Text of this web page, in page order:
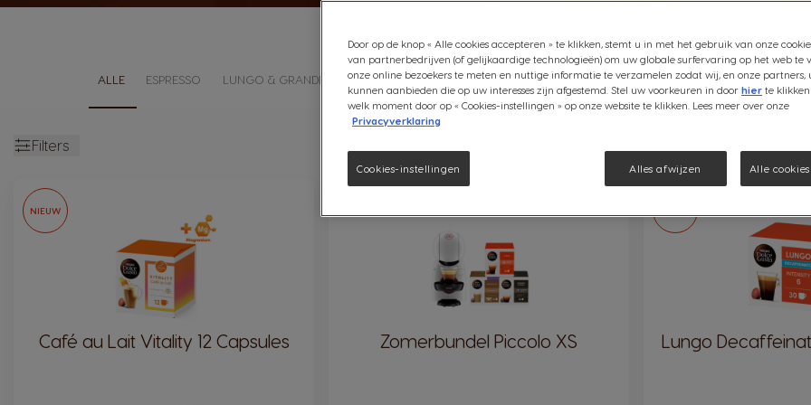
ALLE ESPRESSO LUNGO & GRANDE LATTE THEE CHOCOLADEMELK DECAFFEINATO STARBUCKS®
Filters
NIEUW
Café au Lait Vitality 12 Capsules Zomerbundel Piccolo XS Lungo
Door op de knop « Alle cookies accepteren » te klikken, stemt u in met het gebruik van onze
van partnerbedrijven (of gelijkaardige technologieën) om uw globale surfervaring op het web te
onze online bezoekers te meten en nuttige informatie te verzamelen zodat wij, en onze partners,
kunnen aanbieden die op uw interesses zijn afgestemd. Stel uw voorkeuren in door hier te
welk moment door op « Cookies-instellingen » op onze website te klikken. Lees meer over onze
Privacyverklaring
Cookies-instellingen Alles afwijzen Alle